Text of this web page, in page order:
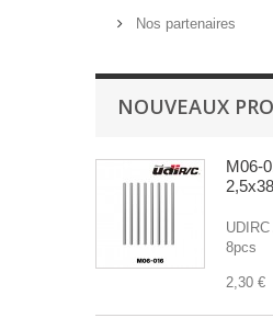
Nos partenaires
NOUVEAUX
M06-
8pcs
2,30 €